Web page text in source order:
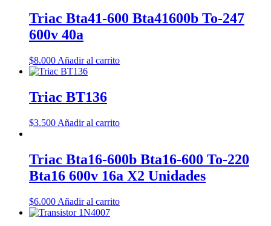
Triac Bta41-600 Bta41600b To-247
600v 40a
$8.000 Añadir al carrito
Triac BT136
$3.500 Añadir al carrito
Triac Bta16-600b Bta16-600 To-220
Bta16 600v 16a X2 Unidades
$6.000 Añadir al carrito